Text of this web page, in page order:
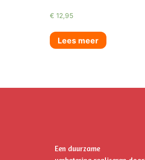
€ 12,95
Lees meer
Een duurzame